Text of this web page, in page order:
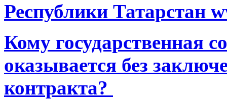
Республики Татарстан
Кому государственная
оказывается без
контракта?